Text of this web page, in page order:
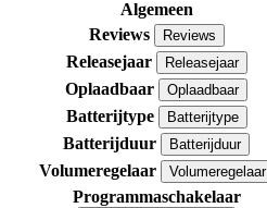
Algemeen
Reviews
Reviews
Releasejaar Releasejaar
Oplaadbaar
Oplaadbaar
Batterijtype Batterijtype
Batterijduur
Batterijduur
Volumeregelaar
Volumeregelaar
Programmaschakelaar